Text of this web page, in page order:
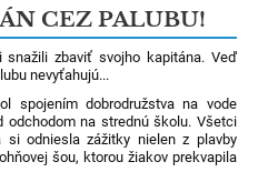
CEZ PALUBU!
snažili zbaviť svojho kapitána. Veď
nevyťahujú...
spojením dobrodružstva na vode
odchodom na strednú školu. Všetci
odniesla zážitky nielen z plavby
šou, ktorou žiakov prekvapila